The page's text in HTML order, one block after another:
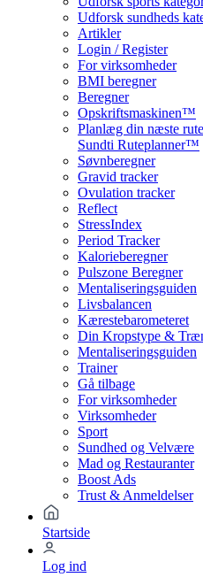
Udforsk sundheds
Artikler
Login / Register
For virksomheder
BMI beregner
Beregner
Opskriftsmaskinen™
Planlæg din næste
Sundti Ruteplanner™
Søvnberegner
Gravid tracker
Ovulation tracker
Reflect
StressIndex
Period Tracker
Kalorieberegner
Pulszone Beregner
Mentaliseringsguiden
Livsbalancen
Kærestebarometeret
Din Kropstype &
Mentaliseringsguiden
Trainer
Gå tilbage
For virksomheder
Virksomheder
Sport
Sundhed og Velvære
Mad og Restauranter
Boost Ads
Trust & Anmeldelser
Startside
Log ind